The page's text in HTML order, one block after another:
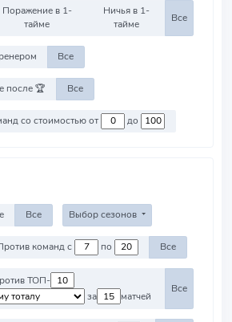
Поражение в 1-
тайме
Ничья в 1-
тайме
Все
Все
после 🏆 Все
Против команд со стоимостью от до
Все Выбор сезонов
Против команд с по Все
ТОП-
за
матчей
Все